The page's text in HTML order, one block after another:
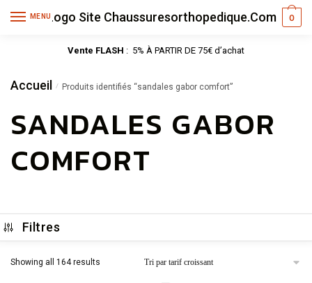
MENU 0
Vente FLASH : 5% À PARTIR DE 75€ d’achat
Accueil / Produits identifiés “sandales gabor comfort”
SANDALES GABOR
COMFORT
Filtres
Showing all 164 results